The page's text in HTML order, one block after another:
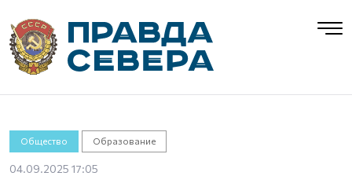
Общество Образование
04.09.2025 17:05